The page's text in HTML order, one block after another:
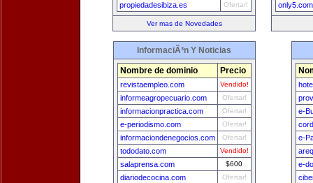
propiedadesibiza.es Ofertar!
Ver mas de Novedades
only5.com
InformaciÃ³n Y Noticias
Nombre de dominio Precio
revistaempleo.com Vendido!
informeagropecuario.com Ofertar!
informacionpractica.com Ofertar!
e-periodismo.com Ofertar!
informaciondenegocios.com Ofertar!
tododato.com Vendido!
salaprensa.com $600
diariodecocina.com Ofertar!
e-
e-
e-